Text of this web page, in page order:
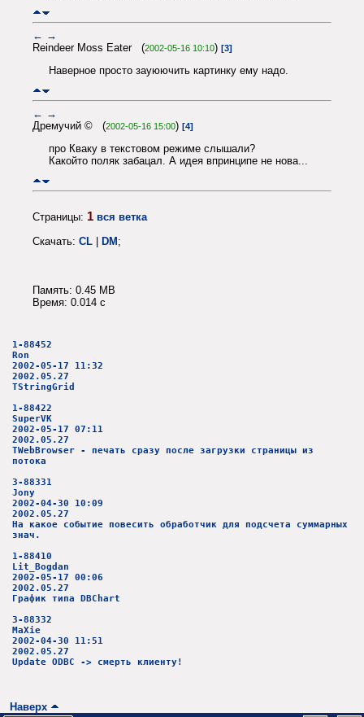
← →
Reindeer Moss Eater (2002-05-16 10:10) [3]
Наверное просто зауюючить картинку ему надо.
← →
Дремучий © (2002-05-16 15:00) [4]
про Кваку в текстовом режиме слышали?
Какойто поляк забацал. А идея впринципе не нова...
Страницы: 1 вся ветка
Скачать: CL | DM;
Память: 0.45 MB
Время: 0.014 c
1-88452
Ron
2002-05-17 11:32
2002.05.27
TStringGrid
1-88422
SuperVK
2002-05-17 07:11
2002.05.27
TWebBrowser - печать сразу после загрузки страницы из
потока
3-88331
Jony
2002-04-30 10:09
2002.05.27
На какое событие повесить обработчик для подсчета суммарных
знач.
1-88410
Lit_Bogdan
2002-05-17 00:06
2002.05.27
График типа DBChart
3-88332
MaXie
2002-04-30 11:51
2002.05.27
Update ODBC -> смерть клиенту!
Наверх